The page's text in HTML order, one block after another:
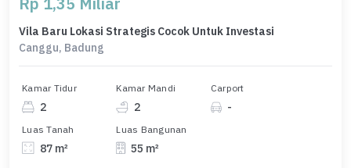
Vila Baru Lokasi Strategis Cocok Untuk Investasi
Canggu, Badung
Kamar Tidur
2
Kamar Mandi
2
Carport
-
Luas Tanah
87 m²
Luas Bangunan
55 m²